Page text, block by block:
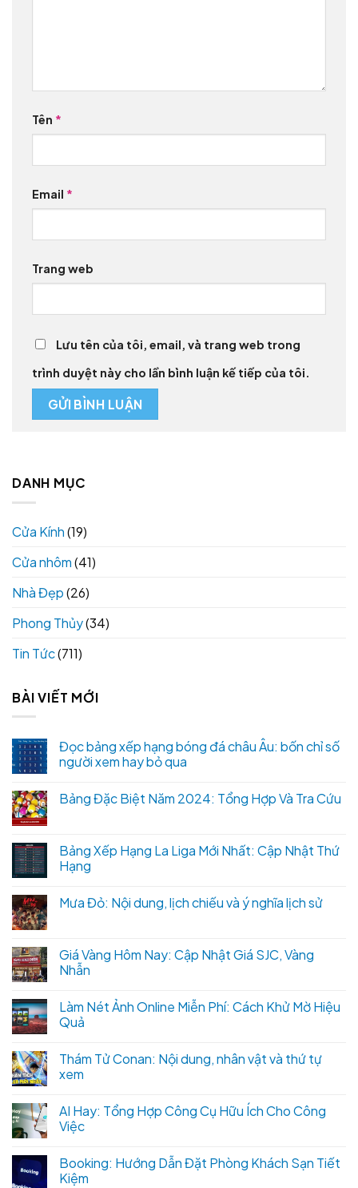
Tên *
Email *
Trang web
Lưu tên của tôi, email, và trang web trong
trình duyệt này cho lần bình luận kế tiếp của tôi.
DANH MỤC
Cửa Kính(19)
Cửa nhôm(41)
Nhà Đẹp(26)
Phong Thủy(34)
Tin Tức(711)
BÀI VIẾT MỚI
Đọc bảng xếp hạng bóng đá châu Âu: bốn chỉ số
người xem hay bỏ qua
Bảng Đặc Biệt Năm 2024: Tổng Hợp Và Tra Cứu
Bảng Xếp Hạng La Liga Mới Nhất: Cập Nhật Thứ
Hạng
Mưa Đỏ: Nội dung, lịch chiếu và ý nghĩa lịch sử
Giá Vàng Hôm Nay: Cập Nhật Giá SJC, Vàng
Nhẫn
Làm Nét Ảnh Online Miễn Phí: Cách Khử Mờ Hiệu
Quả
Thám Tử Conan: Nội dung, nhân vật và thứ tự
xem
AI Hay: Tổng Hợp Công Cụ Hữu Ích Cho Công
Việc
Booking: Hướng Dẫn Đặt Phòng Khách Sạn Tiết
Kiệm